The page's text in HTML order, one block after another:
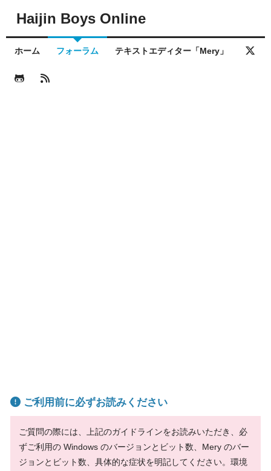
Haijin Boys Online
ホーム フォーラム テキストエディター「Mery」
ご利用前に必ずお読みください
ご質問の際には、上記のガイドラインをお読みいただき、必
ずご利用の Windows のバージョンとビット数、Mery のバー
ジョンとビット数、具体的な症状を明記してください。環境